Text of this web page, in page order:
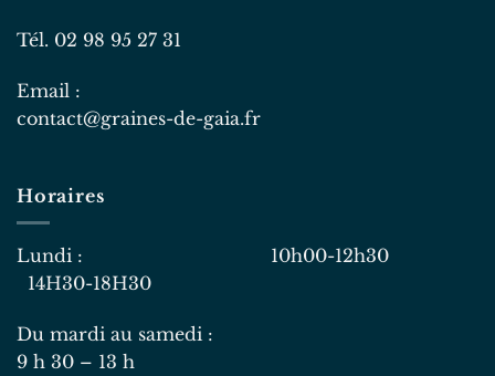
Tél. 02 98 95 27 31
Email :
contact@graines-de-gaia.fr
Horaires
Lundi : 10h00-12h30
14H30-18H30
Du mardi au samedi :
9 h 30 – 13 h